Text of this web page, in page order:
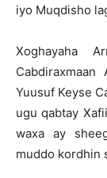
iyo Muqdisho
Xoghayaha
Yuusuf Keyse
ugu qabtay
waxa ay
muddo kordhin